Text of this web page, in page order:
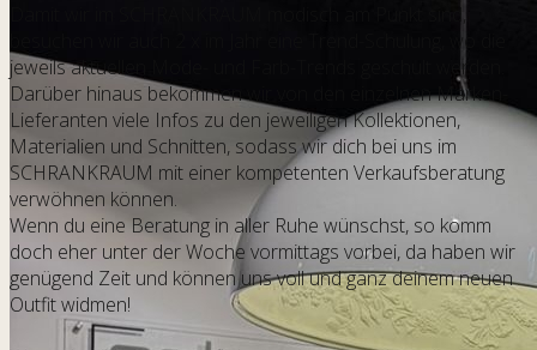
Damit wir im SCHRANKRAUM modisch am Punkt sind,
besuchen wir auch 2 x im Jahr eine Trend-Schulung, wo die
jeweils aktuellen Mode- und Farb-Trends geschult werden.
Darüber hinaus bekommen wir von den einzelnen Marken-
Lieferanten viele Infos zu den jeweiligen Kollektionen,
Materialien und Schnitten, sodass wir dich bei uns im
SCHRANKRAUM mit einer kompetenten Verkaufsberatung
verwöhnen können.
Wenn du eine Beratung in aller Ruhe wünschst, so komm
doch eher unter der Woche vormittags vorbei, da haben wir
genügend Zeit und können uns voll und ganz deinem neuen
Outfit widmen!